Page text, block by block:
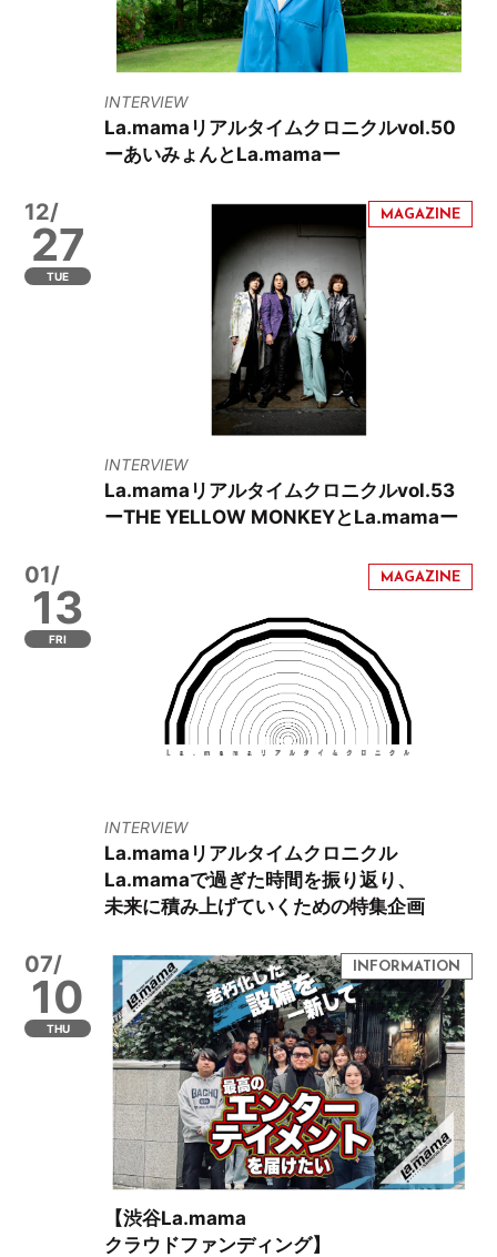
INTERVIEW
La.mamaリアルタイムクロニクルvol.50
ーあいみょんとLa.mamaー
12/
27
TUE
INTERVIEW
La.mamaリアルタイムクロニクルvol.53
ーTHE YELLOW MONKEYとLa.mamaー
01/
13
FRI
INTERVIEW
La.mamaリアルタイムクロニクル
La.mamaで過ぎた時間を振り返り、
未来に積み上げていくための特集企画
07/
10
THU
【渋谷La.mama
クラウドファンディング】